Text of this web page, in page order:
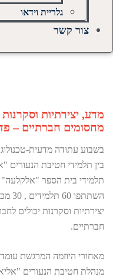
גלריית וידאו
צור קשר
מדע, יצירתיות
מחסומים חברתיים –
בשבוע עתודה מדעית-
בין תלמידי חטיבת הנעורים
תלמידי בית הספר
יצירתיות וסקרנות יכולים
חברתיים.
מאחורי היוזמה המרגשת
מנהלת חטיבת הנעורים